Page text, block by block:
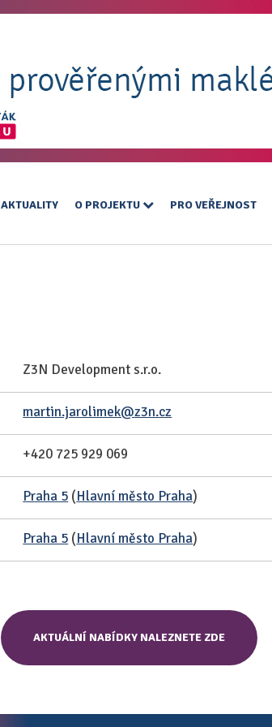
AKTUALITY O PROJEKTU PRO VEŘEJNOST
Z3N Development s.r.o.
martin.jarolimek@z3n.cz
+420 725 929 069
Praha 5 (Hlavní město Praha)
Praha 5 (Hlavní město Praha)
AKTUÁLNÍ NABÍDKY NALEZNETE ZDE